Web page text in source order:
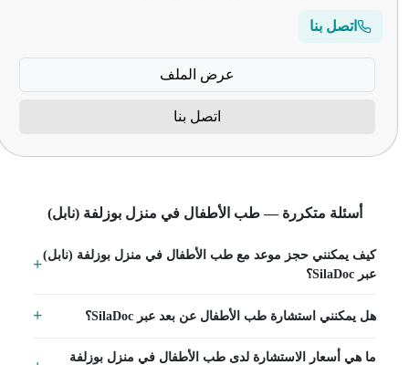
اتصل بنا
عرض الملف
اتصل بنا
أسئلة متكررة — طب الأطفال في منزل بوزلفة (نابل)
كيف يمكنني حجز موعد مع طب الأطفال في منزل بوزلفة (نابل)
عبر SilaDoc؟
هل يمكنني استشارة طب الأطفال عن بعد عبر SilaDoc؟
ما هي أسعار الاستشارة لدى طب الأطفال في منزل بوزلفة